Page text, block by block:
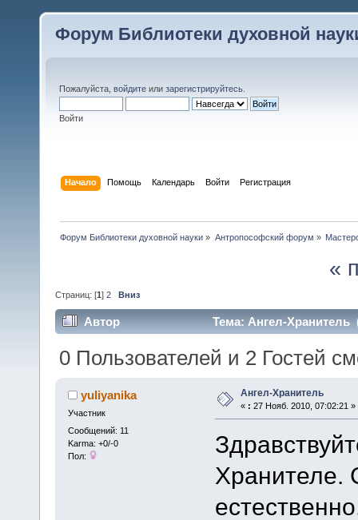
Форум Библиотеки духовной
Пожалуйста, войдите или зарегистрируйтесь
Войти
Начало Помощь Календарь Войти Регистрация
Форум Библиотеки духовной науки » Антропософский форум »
«
Страниц: [1 ] 2 Вниз
Автор Тема: Ангел-Хранитель
0 Пользователей и 2 Гостей
yuliyanika
Участник
Сообщений: 11
Karma: +0/-0
Пол:
Ангел-Хранитель
« : 27 Нояб. 2010, 07:02:21 »
Хранителе.